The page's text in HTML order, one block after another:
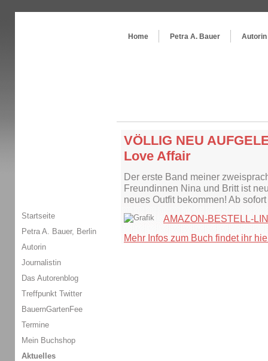
Home
Petra A. Bauer Autorin
VÖLLIG NEU
Love Affair
Der erste Band meiner
Freundinnen Nina und Britt ist
neues Outfit bekommen! Ab
AMAZON-BESTELL-
Mehr Infos zum Buch findet ihr
Startseite
Petra A. Bauer, Berlin
Autorin
Journalistin
Das Autorenblog
Treffpunkt Twitter
BauernGartenFee
Termine
Mein Buchshop
Aktuelles